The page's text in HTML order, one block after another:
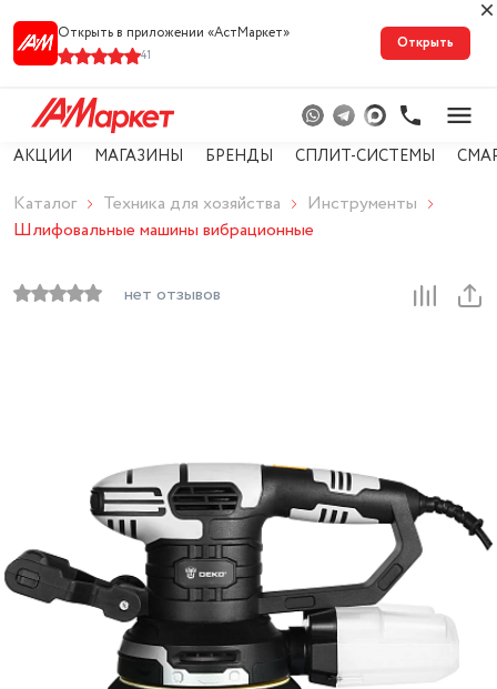
Открыть в приложении «АстМарке‪т‬»
41
Открыть
АКЦИИ МАГАЗИНЫ БРЕНДЫ СПЛИТ-СИСТЕМЫ
Каталог Техника для хозяйства
Инструменты
Шлифовальные машины вибрационные
нет отзывов